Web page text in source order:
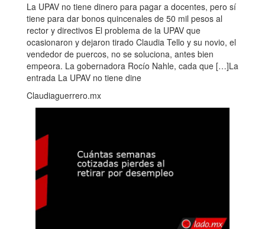
La UPAV no tiene dinero para pagar a docentes, pero sí
tiene para dar bonos quincenales de 50 mil pesos al
rector y directivos El problema de la UPAV que
ocasionaron y dejaron tirado Claudia Tello y su novio, el
vendedor de puercos, no se soluciona, antes bien
empeora. La gobernadora Rocío Nahle, cada que […]La
entrada La UPAV no tiene dine
Claudiaguerrero.mx